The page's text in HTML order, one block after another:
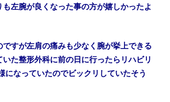
左腕が良くなった事の方が嬉しかったよ
すが左肩の痛みも少なく腕が挙上できる
た整形外科に前の日に行ったらリハビリ
なっていたのでビックリしていたそう